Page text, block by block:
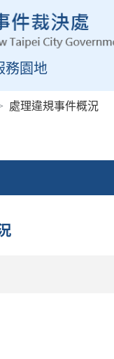
務園地
處理違規事件概況